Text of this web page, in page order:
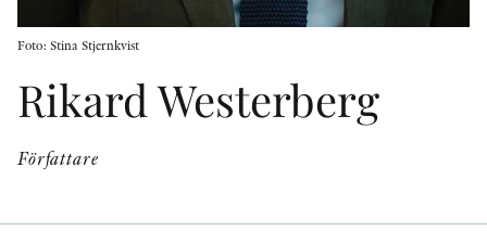
Foto: Stina Stjernkvist
Rikard Westerberg
Författare